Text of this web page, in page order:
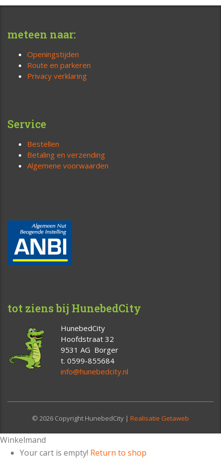
meteen naar:
Openingstijden
Route en parkeren
Privacy verklaring
Service
Bestellen
Betaling en verzending
Algemene voorwaarden
tot ziens bij HunebedCity
HunebedCity
Hoofdstraat 32
9531 AG Borger
t. 0599-855684
info@hunebedcity.nl
© 2026 Copyright HunebedCity | Realisatie Getaweb
Winkelmand
Your cart is empty! Return to shop